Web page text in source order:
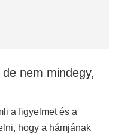
nem mindegy,
a figyelmet és a
hogy a hámjának